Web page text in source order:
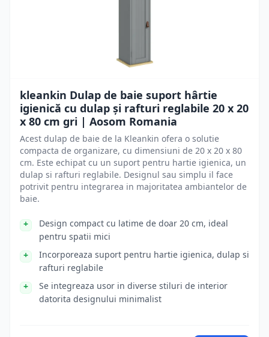
kleankin Dulap de baie suport hârtie
igienică cu dulap și rafturi reglabile 20 x 20
x 80 cm gri | Aosom Romania
Acest dulap de baie de la Kleankin ofera o solutie
compacta de organizare, cu dimensiuni de 20 x 20 x 80
cm. Este echipat cu un suport pentru hartie igienica, un
dulap si rafturi reglabile. Designul sau simplu il face
potrivit pentru integrarea in majoritatea ambiantelor de
baie.
Design compact cu latime de doar 20 cm, ideal
pentru spatii mici
Incorporeaza suport pentru hartie igienica, dulap si
rafturi reglabile
Se integreaza usor in diverse stiluri de interior
datorita designului minimalist